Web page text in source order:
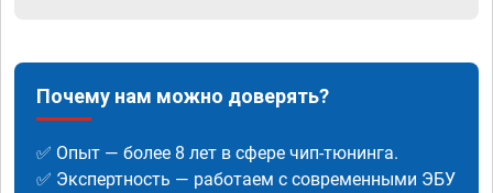
Почему нам можно доверять?
✅ Опыт — более 8 лет в сфере чип-тюнинга.
✅ Экспертность — работаем с современными ЭБУ